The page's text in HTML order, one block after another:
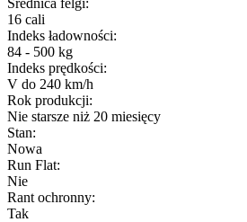
16 cali
Indeks ładowności:
84 - 500 kg
Indeks prędkości:
V do 240 km/h
Rok produkcji:
Nie starsze niż 20 miesięcy
Stan:
Nowa
Run Flat:
Nie
Rant ochronny:
Tak